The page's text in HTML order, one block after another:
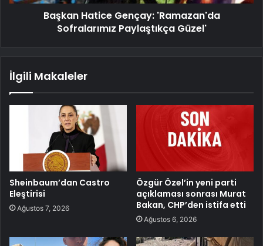
Başkan Hatice Gençay: 'Ramazan'da
Sofralarımız Paylaştıkça Güzel'
İlgili Makaleler
Sheinbaum’dan Castro
Eleştirisi
Ağustos 7, 2026
Özgür Özel’in yeni parti
açıklaması sonrası Murat
Bakan, CHP’den istifa etti
Ağustos 6, 2026